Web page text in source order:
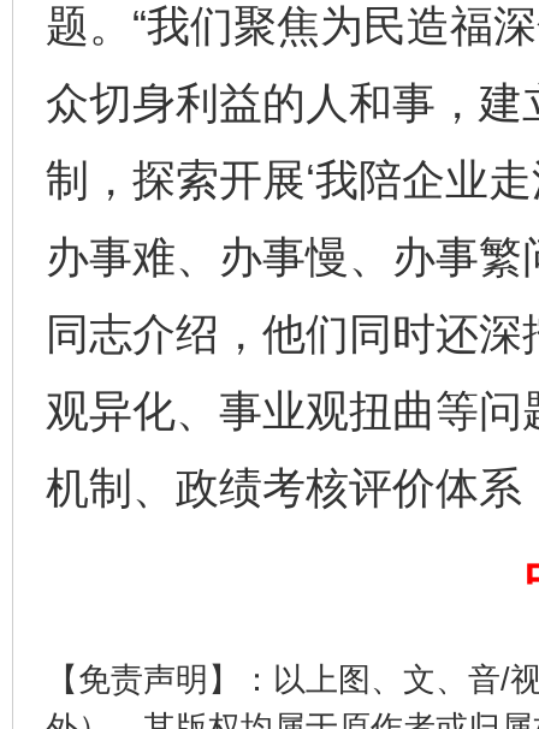
题。“我们聚焦为民造福
众切身利益的人和事，建
制，探索开展‘我陪企业
办事难、办事慢、办事
同志介绍，他们同时还
观异化、事业观扭曲等
机制、政绩考核评价体
【免责声明】：以上图、文、音/